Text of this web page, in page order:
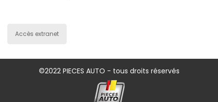
Accès extranet
©2022 PIECES AUTO - tous droits réservés